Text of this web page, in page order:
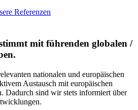
Referenzen
mit führenden globalen /
nationalen und europäischen
Austausch mit europäischen
Dadurch sind wir stets informiert über